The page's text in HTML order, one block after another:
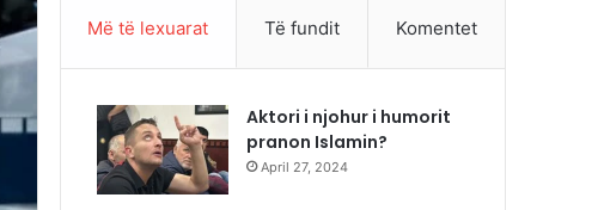
Më të lexuarat Të fundit Komentet
Aktori i njohur i humorit
pranon Islamin?
April 27, 2024